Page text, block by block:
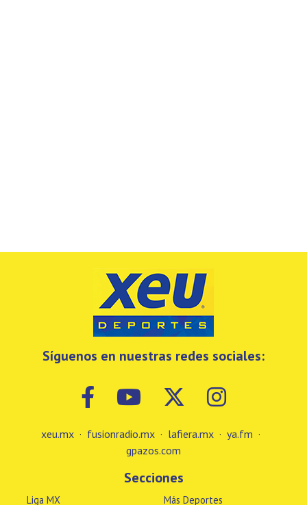
Síguenos en nuestras redes sociales:
xeu.mx · fusionradio.mx · lafiera.mx · ya.fm ·
gpazos.com
Secciones
Liga MX Más Deportes